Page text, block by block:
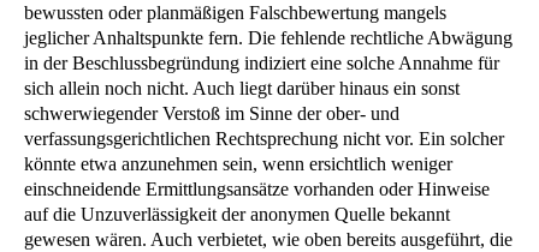
bewussten oder planmäßigen Falschbewertung mangels
jeglicher Anhaltspunkte fern. Die fehlende rechtliche Abwägung
in der Beschlussbegründung indiziert eine solche Annahme für
sich allein noch nicht. Auch liegt darüber hinaus ein sonst
schwerwiegender Verstoß im Sinne der ober- und
verfassungsgerichtlichen Rechtsprechung nicht vor. Ein solcher
könnte etwa anzunehmen sein, wenn ersichtlich weniger
einschneidende Ermittlungsansätze vorhanden oder Hinweise
auf die Unzuverlässigkeit der anonymen Quelle bekannt
gewesen wären. Auch verbietet, wie oben bereits ausgeführt, die